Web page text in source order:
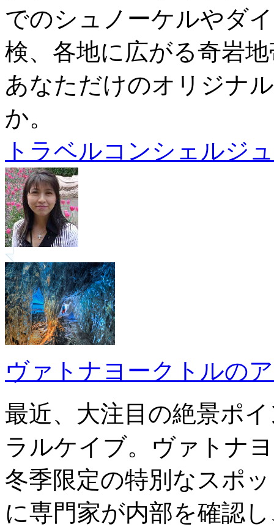
でのシュノーケルやダ
検、各地に広がる奇岩
あなただけのオリジナ
か。
トラベルコンシェルジ
ヴァトナヨークトルの
最近、大注目の絶景ポ
ラルケイブ。ヴァトナ
冬季限定の特別なスポ
に専門家が内部を確認